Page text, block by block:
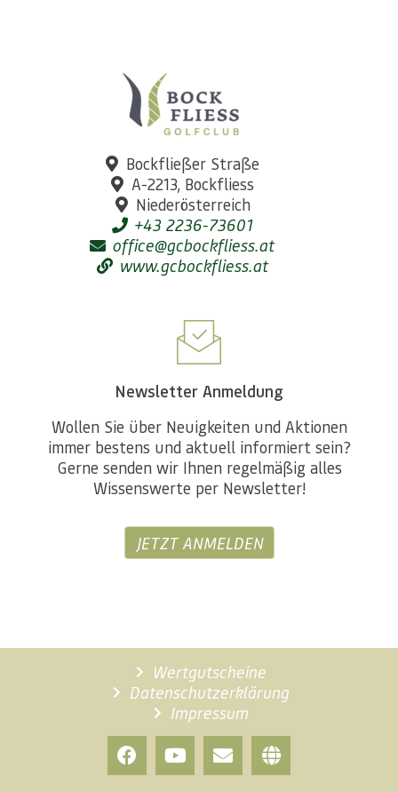
Bockfließer Straße
A-2213, Bockfliess
Niederösterreich
+43 2236-73601
office@gcbockfliess.at
www.gcbockfliess.at
Newsletter Anmeldung
Wollen Sie über Neuigkeiten und Aktionen
immer bestens und aktuell informiert sein?
Gerne senden wir Ihnen regelmäßig alles
Wissenswerte per Newsletter!
JETZT ANMELDEN
Wertgutscheine
Datenschutzerklärung
Impressum